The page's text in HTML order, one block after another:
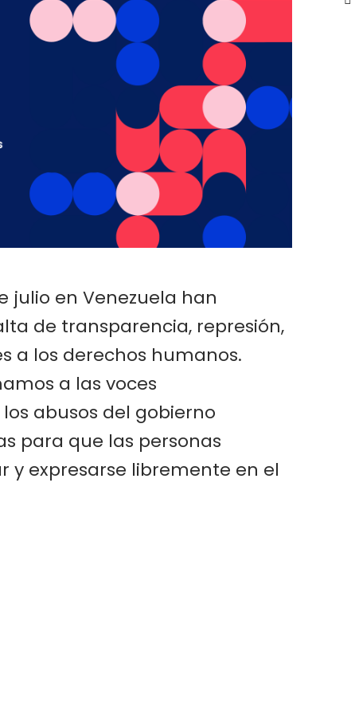
julio en Venezuela han
de transparencia, represión,
a los derechos humanos.
a las voces
abusos del gobierno
para que las personas
y expresarse libremente en el